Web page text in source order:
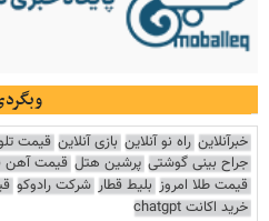
خبرآنلاین راه نو آنلاین بازی آنلاین قیمت
جراح بینی گوشتی پرشین هتل قیمت آهن
قیمت طلا امروز بلیط قطار شرکت رادوکو
خرید اکانت chatgpt